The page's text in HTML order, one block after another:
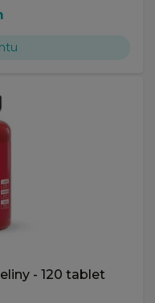
- 120 tablet